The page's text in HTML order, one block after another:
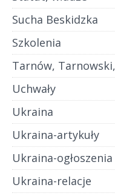
Sucha Beskidzka
Szkolenia
Tarnów,
Uchwały
Ukraina
Ukraina-artykuły
Ukraina-ogłoszenia
Ukraina-relacje